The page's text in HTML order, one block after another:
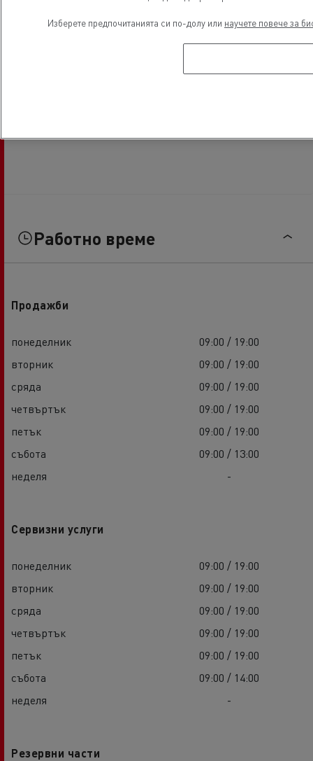
Работно време
Продажби
понеделник
09:00 / 19:00
вторник
09:00 / 19:00
сряда
09:00 / 19:00
четвъртък
09:00 / 19:00
петък
09:00 / 19:00
събота
09:00 / 13:00
неделя
-
Сервизни услуги
понеделник
09:00 / 19:00
вторник
09:00 / 19:00
сряда
09:00 / 19:00
четвъртък
09:00 / 19:00
петък
09:00 / 19:00
събота
09:00 / 14:00
неделя
-
Резервни части
Изберете предпочитанията си по-долу или научете повече за